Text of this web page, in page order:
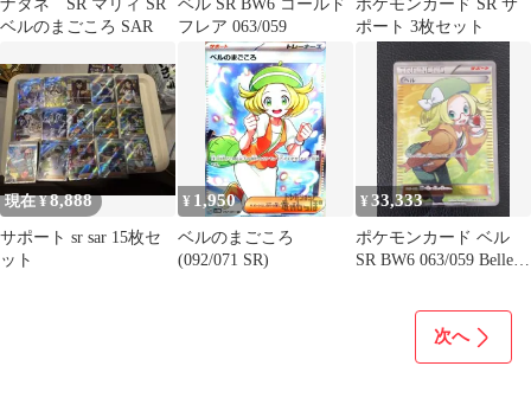
ナタネ SR マリィ SR
ベルのまごころ SAR
ベル SR BW6 コールド
フレア 063/059
ポケモンカード SR サ
ポート 3枚セット
現在 ¥8,888
サポート sr sar 15枚セ
ット
¥ 1,950
ベルのまごころ
(092/071 SR)
¥33,333
ポケモンカード ベル
SR BW6 063/059 Belle
次へ